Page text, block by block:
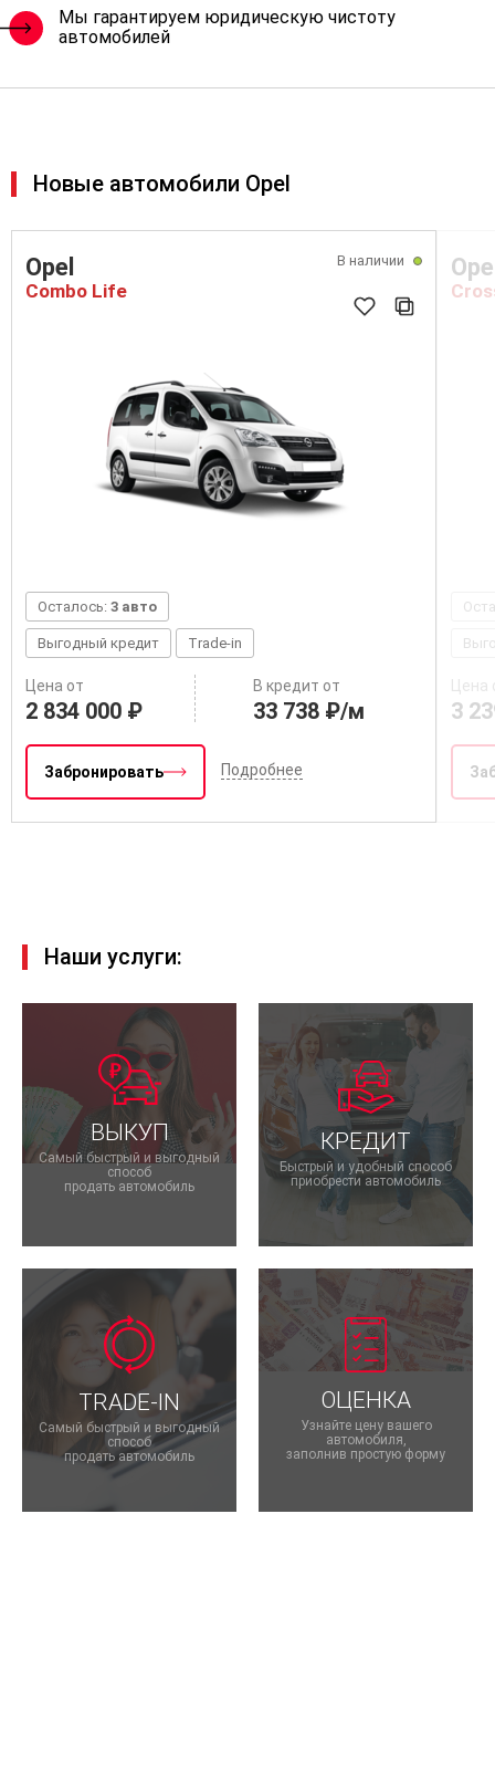
Мы гарантируем юридическую чистоту
автомобилей
Новые автомобили Opel
В наличии
Opel
Combo Life
Осталось: 3 авто
Выгодный кредит Trade-in
Цена от
2 834 000 ₽
В кредит от
33 738 ₽/м
Забронировать Подробнее
Цена
3
Наши услуги:
ВЫКУП
Самый быстрый и выгодный
способ
продать автомобиль
КРЕДИТ
Быстрый и удобный способ
приобрести автомобиль
TRADE-IN
Самый быстрый и выгодный
способ
продать автомобиль
ОЦЕНКА
Узнайте цену вашего
автомобиля,
заполнив простую форму